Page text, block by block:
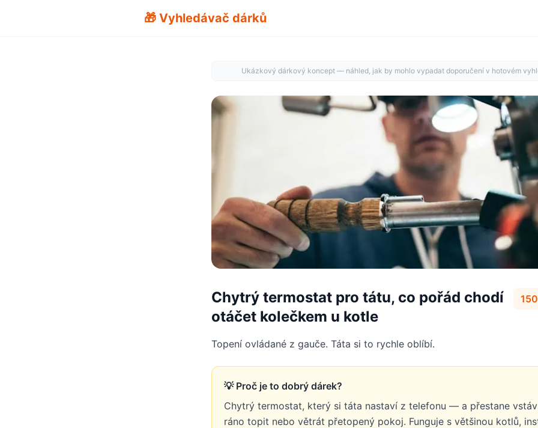
🎁 Vyhledávač dárků
Ukázkový dárkový koncept — náhled, jak by mohlo vypadat doporučení v hotovém
Chytrý termostat pro tátu, co pořád chodí
otáčet kolečkem u kotle
Topení ovládané z gauče. Táta si to rychle oblíbí.
💡 Proč je to dobrý dárek?
Chytrý termostat, který si táta nastaví z telefonu — a přestane
ráno topit nebo větrát přetopený pokoj. Funguje s většinou kotlů,